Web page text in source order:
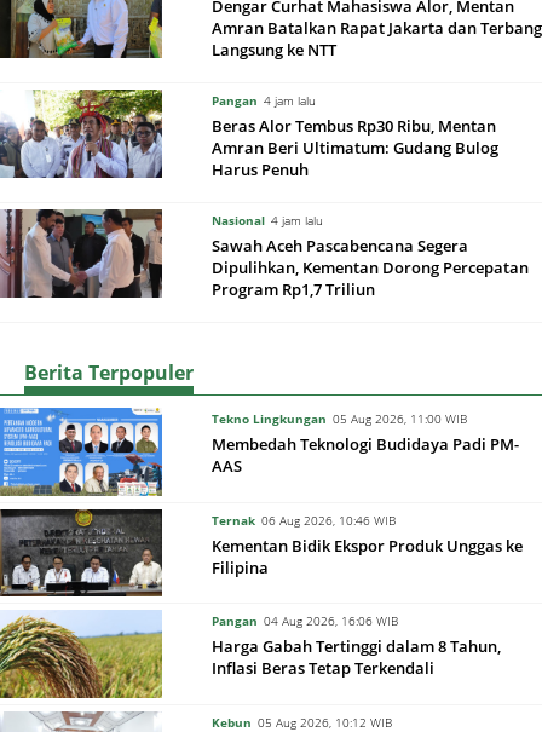
Dengar Curhat Mahasiswa Alor, Mentan
Amran Batalkan Rapat Jakarta dan Terbang
Langsung ke NTT
Pangan 4 jam lalu
Beras Alor Tembus Rp30 Ribu, Mentan
Amran Beri Ultimatum: Gudang Bulog
Harus Penuh
Nasional 4 jam lalu
Sawah Aceh Pascabencana Segera
Dipulihkan, Kementan Dorong Percepatan
Program Rp1,7 Triliun
Berita Terpopuler
Tekno Lingkungan 05 Aug 2026, 11:00 WIB
Membedah Teknologi Budidaya Padi PM-
AAS
Ternak 06 Aug 2026, 10:46 WIB
Kementan Bidik Ekspor Produk Unggas ke
Filipina
Pangan 04 Aug 2026, 16:06 WIB
Harga Gabah Tertinggi dalam 8 Tahun,
Inflasi Beras Tetap Terkendali
Kebun 05 Aug 2026, 10:12 WIB